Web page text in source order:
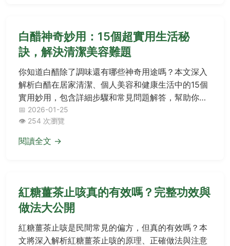
白醋神奇妙用：15個超實用生活秘
訣，解決清潔美容難題
你知道白醋除了調味還有哪些神奇用途嗎？本文深入
解析白醋在居家清潔、個人美容和健康生活中的15個
實用妙用，包含詳細步驟和常見問題解答，幫助你輕
鬆解決日常煩惱。
📅 2026-01-25
👁️ 254 次瀏覽
閱讀全文 →
紅糖薑茶止咳真的有效嗎？完整功效與
做法大公開
紅糖薑茶止咳是民間常見的偏方，但真的有效嗎？本
文將深入解析紅糖薑茶止咳的原理、正確做法與注意